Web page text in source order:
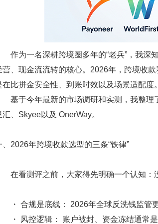
为一名深耕跨境圈多年的“老兵”，我深知
营、现金流流转的核心。2026年，跨境收
在比拼金安全性、到账时效以及场景适配度。
于今年最新的市场调研和实测，我整理了
汇、Skyee以及 OnerWay。
、2026年跨境收款选型的三条“铁律”
看测评之前，大家得先明确一个认知：
・ 合规是底线：
2026年全球反洗钱监管
・
风控逻辑：
账户被封、资金冻结通常